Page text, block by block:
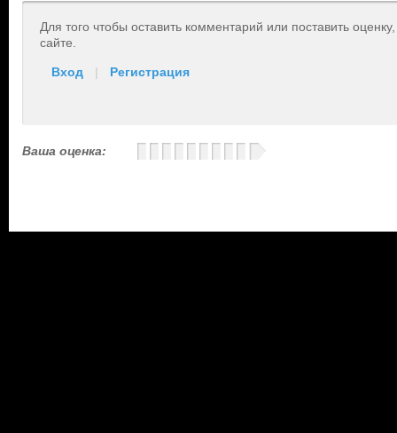
Для того чтобы оставить комментарий или поставить
сайте.
Вход | Регистрация
Ваша оценка: